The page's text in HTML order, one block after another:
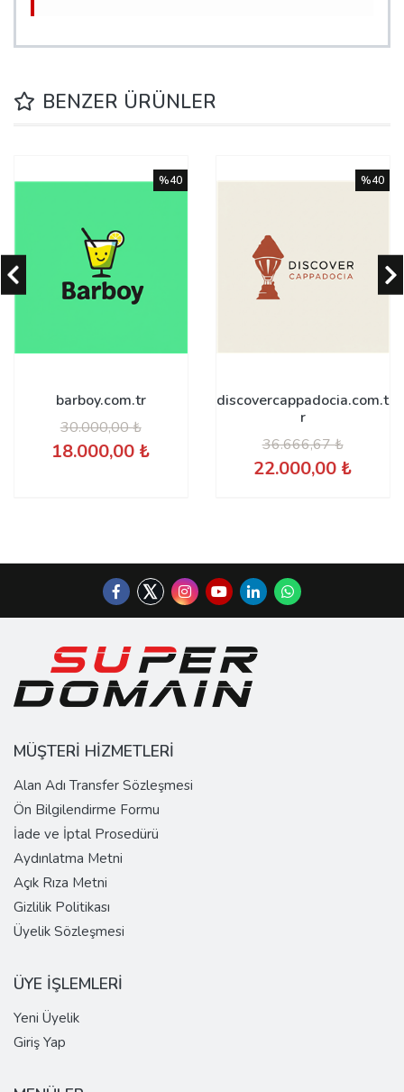
BENZER ÜRÜNLER
barboy.com.tr
30.000,00 ₺
18.000,00 ₺
%40
discovercappadocia.com.t
r
36.666,67 ₺
22.000,00 ₺
%40
MÜŞTERİ HİZMETLERİ
Alan Adı Transfer Sözleşmesi
Ön Bilgilendirme Formu
İade ve İptal Prosedürü
Aydınlatma Metni
Açık Rıza Metni
Gizlilik Politikası
Üyelik Sözleşmesi
ÜYE İŞLEMLERİ
Yeni Üyelik
Giriş Yap